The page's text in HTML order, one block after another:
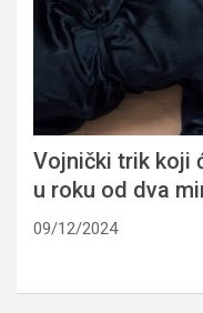
Vojnički trik koji
u roku od dva
09/12/2024